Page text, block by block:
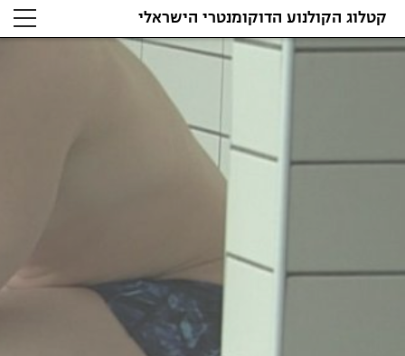
קטלוג הקולנוע הדוקומנטרי הישראלי